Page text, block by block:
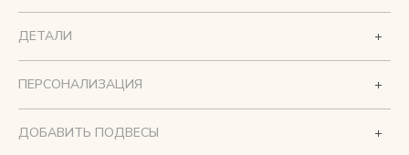
ДЕТАЛИ
ПЕРСОНАЛИЗАЦИЯ
ДОБАВИТЬ ПОДВЕСЫ